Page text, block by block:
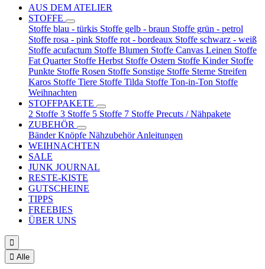
AUS DEM ATELIER
STOFFE
Stoffe blau - türkis Stoffe gelb - braun Stoffe grün - petrol
Stoffe rosa - pink Stoffe rot - bordeaux Stoffe schwarz - weiß
Stoffe acufactum Stoffe Blumen Stoffe Canvas Leinen Stoffe
Fat Quarter Stoffe Herbst Stoffe Ostern Stoffe Kinder Stoffe
Punkte Stoffe Rosen Stoffe Sonstige Stoffe Sterne Streifen
Karos Stoffe Tiere Stoffe Tilda Stoffe Ton-in-Ton Stoffe
Weihnachten
STOFFPAKETE
2 Stoffe 3 Stoffe 5 Stoffe 7 Stoffe Precuts / Nähpakete
ZUBEHÖR
BänderKnöpfe NähzubehörAnleitungen
WEIHNACHTEN
SALE
JUNK JOURNAL
RESTE-KISTE
GUTSCHEINE
TIPPS
FREEBIES
ÜBER UNS

 Alle